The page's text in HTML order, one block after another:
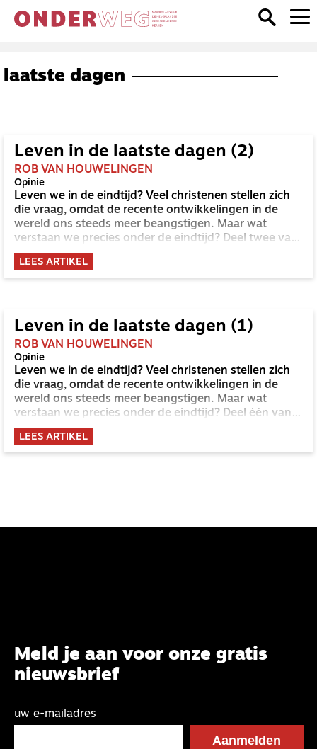
laatste dagen
Leven in de laatste dagen (2)
ROB VAN HOUWELINGEN
Opinie
Leven we in de eindtijd? Veel christenen stellen zich
die vraag, omdat de recente ontwikkelingen in de
wereld ons steeds meer beangstigen. Maar wat
verstaan we precies onder de eindtijd? Deel twee van
een tweeluik.
LEES ARTIKEL
Leven in de laatste dagen (1)
ROB VAN HOUWELINGEN
Opinie
Leven we in de eindtijd? Veel christenen stellen zich
die vraag, omdat de recente ontwikkelingen in de
wereld ons steeds meer beangstigen. Maar wat
verstaan we precies onder de eindtijd? Deel één van
een tweeluik.
LEES ARTIKEL
Meld je aan voor onze gratis
nieuwsbrief
uw e-mailadres